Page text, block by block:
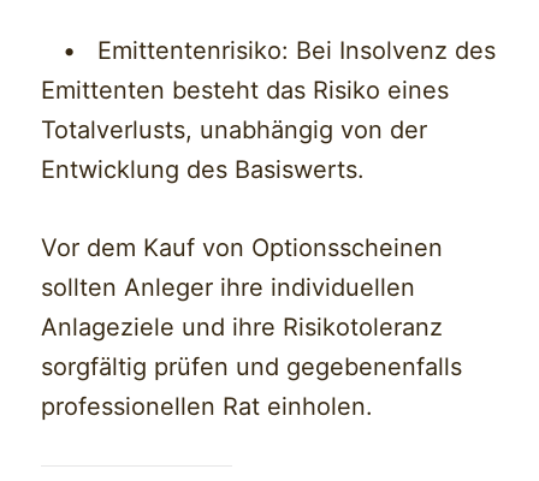
• Emittentenrisiko: Bei Insolvenz des
Emittenten besteht das Risiko eines
Totalverlusts, unabhängig von der
Entwicklung des Basiswerts.
Vor dem Kauf von Optionsscheinen
sollten Anleger ihre individuellen
Anlageziele und ihre Risikotoleranz
sorgfältig prüfen und gegebenenfalls
professionellen Rat einholen.